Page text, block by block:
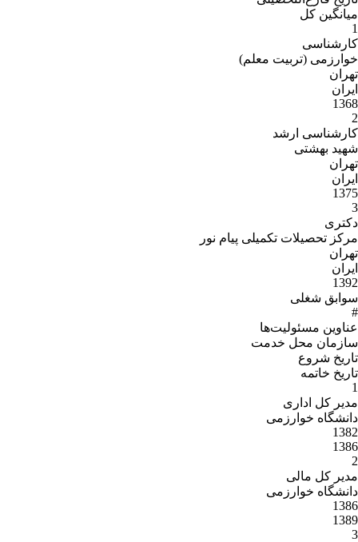
میانگین کل
1
کارشناسی
خوارزمی (تربیت معلم)
تهران
ایران
1368
2
کارشناسی ارشد
شهید بهشتی
تهران
ایران
1375
3
دکتری
مرکز تحصیلات تکمیلی پیام نور
تهران
ایران
1392
سوابق شغلی
#
عناوین مسئولیت‌ها
سازمان محل خدمت
تاریخ شروع
تاریخ خاتمه
1
مدیر کل اداری
دانشگاه خوارزمی
1382
1386
2
مدیر کل مالی
دانشگاه خوارزمی
1386
1389
3